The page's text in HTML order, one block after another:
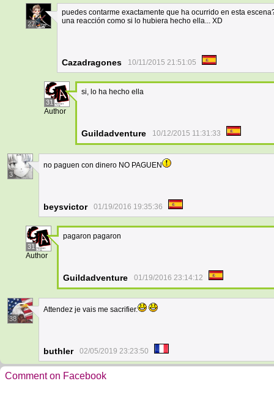
27
puedes contarme exactamente que ha ocurrido en esta
una reacción como si lo hubiera hecho ella... XD
Cazadragones 10/11/2015 21:51:05
31
Author
si, lo ha hecho ella
Guildadventure 10/12/2015 11:31:33
3
no paguen con dinero NO PAGUEN
beysvictor 01/19/2016 19:35:36
31
Author
pagaron pagaron
Guildadventure 01/19/2016 23:14:12
38
Attendez je vais me sacrifier.
buthler 02/05/2019 23:23:50
Comment on Facebook